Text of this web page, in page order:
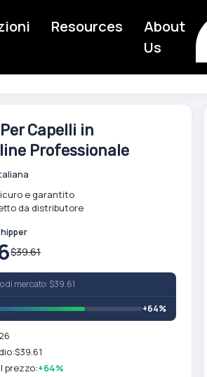
Resources
About
Us
Capelli in
Professionale
e garantito
da distributore
$39.61
di mercato: $39.61
+64%
$39.61
prezzo:+64%